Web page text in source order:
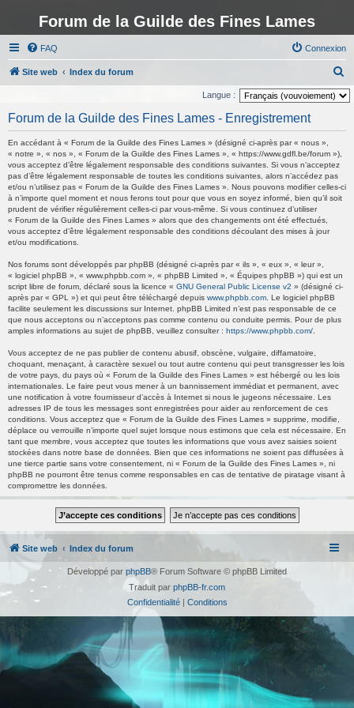
Forum de la Guilde des Fines Lames
FAQ Connexion
Site web Index du forum
e
c
Langue :
Forum de la Guilde des Fines Lames - Enregistrement
En accédant à « Forum de la Guilde des Fines Lames » (désigné ci-après par « nous »,
« notre », « nos », « Forum de la Guilde des Fines Lames », « https://www.gdfl.be/forum »),
vous acceptez d’être légalement responsable des conditions suivantes. Si vous n’acceptez
pas d’être légalement responsable de toutes les conditions suivantes, alors n’accédez pas
et/ou n’utilisez pas « Forum de la Guilde des Fines Lames ». Nous pouvons modifier celles-ci
à n’importe quel moment et nous ferons tout pour que vous en soyez informé, bien qu’il soit
prudent de vérifier régulièrement celles-ci par vous-même. Si vous continuez d’utiliser
« Forum de la Guilde des Fines Lames » alors que des changements ont été effectués,
vous acceptez d’être légalement responsable des conditions découlant des mises à jour
et/ou modifications.
Nos forums sont développés par phpBB (désigné ci-après par « ils », « eux », « leur »,
« logiciel phpBB », « www.phpbb.com », « phpBB Limited », « Équipes phpBB ») qui est un
script libre de forum, déclaré sous la licence « GNU General Public License v2 » (désigné ci-
après par « GPL ») et qui peut être téléchargé depuis www.phpbb.com . Le logiciel phpBB
facilite seulement les discussions sur Internet. phpBB Limited n’est pas responsable de ce
que nous acceptons ou n’acceptons pas comme contenu ou conduite permis. Pour de plus
amples informations au sujet de phpBB, veuillez consulter : https://www.phpbb.com/
Vous acceptez de ne pas publier de contenu abusif, obscène, vulgaire, diffamatoire,
choquant, menaçant, à caractère sexuel ou tout autre contenu qui peut transgresser les lois
de votre pays, du pays où « Forum de la Guilde des Fines Lames » est hébergé ou les lois
internationales. Le faire peut vous mener à un bannissement immédiat et permanent, avec
une notification à votre fournisseur d’accès à Internet si nous le jugeons nécessaire. Les
adresses IP de tous les messages sont enregistrées pour aider au renforcement de ces
conditions. Vous acceptez que « Forum de la Guilde des Fines Lames » supprime, modifie,
déplace ou verrouille n’importe quel sujet lorsque nous estimons que cela est nécessaire. En
tant que membre, vous acceptez que toutes les informations que vous avez saisies soient
stockées dans notre base de données. Bien que ces informations ne soient pas diffusées à
une tierce partie sans votre consentement, ni « Forum de la Guilde des Fines Lames », ni
phpBB ne pourront être tenus comme responsables en cas de tentative de piratage visant à
compromettre les données.
Site web Index du forum
Développé par phpBB® Forum Software © phpBB Limited
Traduit par phpBB-fr.com
Confidentialité| Conditions